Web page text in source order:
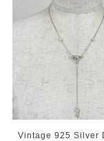
Vintage 925 Silver